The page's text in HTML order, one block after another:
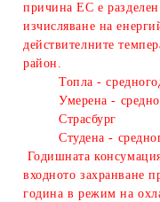
причина ЕС е
изчисляване на
действителните
район.
Топла -
Умерена -
Страсбург
Студена -
Годишната
входното захранване
година в режим на